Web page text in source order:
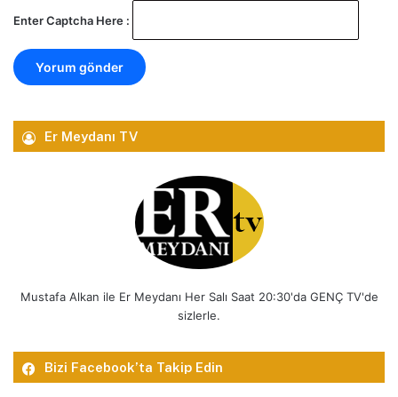
Enter Captcha Here :
Er Meydanı TV
Mustafa Alkan ile Er Meydanı Her Salı Saat 20:30'da GENÇ TV'de
sizlerle.
Bizi Facebook’ta Takip Edin